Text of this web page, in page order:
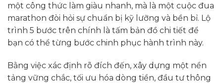
một công thức làm giàu nhanh, mà là một cuộc đua
marathon đòi hỏi sự chuẩn bị kỹ lưỡng và bền bỉ. Lộ
trình 5 bước trên chính là tấm bản đồ chi tiết để
bạn có thể từng bước chinh phục hành trình này.
Bằng việc xác định rõ đích đến, xây dựng một nền
tảng vững chắc, tối ưu hóa dòng tiền, đầu tư thông